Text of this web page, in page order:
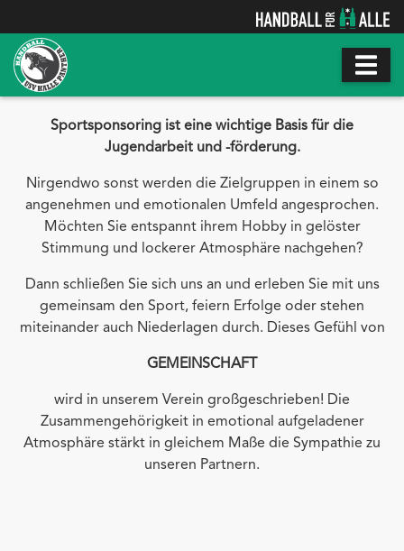
Sportsponsoring ist eine wichtige Basis für die
Jugendarbeit und -förderung.
Nirgendwo sonst werden die Zielgruppen in einem so
angenehmen und emotionalen Umfeld angesprochen.
Möchten Sie entspannt ihrem Hobby in gelöster
Stimmung und lockerer Atmosphäre nachgehen?
Dann schließen Sie sich uns an und erleben Sie mit uns
gemeinsam den Sport, feiern Erfolge oder stehen
miteinander auch Niederlagen durch. Dieses Gefühl von
GEMEINSCHAFT
wird in unserem Verein großgeschrieben! Die
Zusammengehörigkeit in emotional aufgeladener
Atmosphäre stärkt in gleichem Maße die Sympathie zu
unseren Partnern.